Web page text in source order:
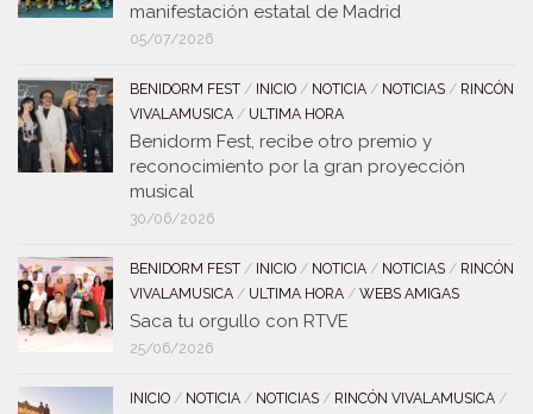
manifestación estatal de Madrid
05/07/2026
BENIDORM FEST / INICIO / NOTICIA / NOTICIAS / RINCÓN
VIVALAMUSICA / ULTIMA HORA
Benidorm Fest, recibe otro premio y
reconocimiento por la gran proyección
musical
30/06/2026
BENIDORM FEST / INICIO / NOTICIA / NOTICIAS / RINCÓN
VIVALAMUSICA / ULTIMA HORA / WEBS AMIGAS
Saca tu orgullo con RTVE
25/06/2026
INICIO / NOTICIA / NOTICIAS / RINCÓN VIVALAMUSICA /